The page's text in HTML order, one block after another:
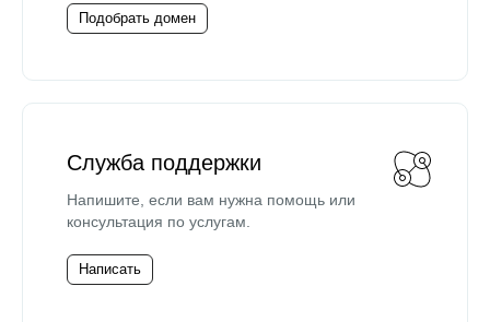
Подобрать домен
Служба поддержки
Напишите, если вам нужна помощь или
консультация по услугам.
Написать